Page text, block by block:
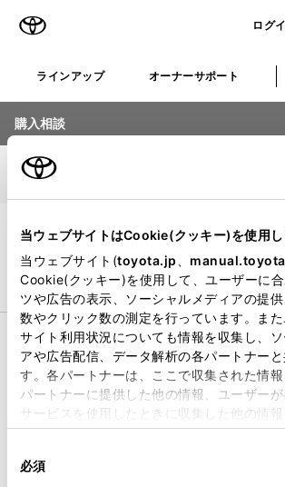
当ウェブサイトはCookie(クッキー)を使用し
当ウェブサイト(toyota.jp
Cookie(クッキー)を使用して、ユーザーに
ツや広告の表示、ソーシャルメディアの提
数やクリック数の測定を行っています。ま
サイト利用状況についても情報を収集し、
アや広告配信、データ解析の各パートナー
す。各パートナーは、ここで収集された情
パートナーに提供した他の情報、ユーザー
サービスを使用したときに収集した他の情
使用することがあります。当ウェブサイト
必須
ログ
ラインアップ オーナーサポート
購入相談
1/5
お知らせを見る
乗用車 ビジネスカー
コンパクト